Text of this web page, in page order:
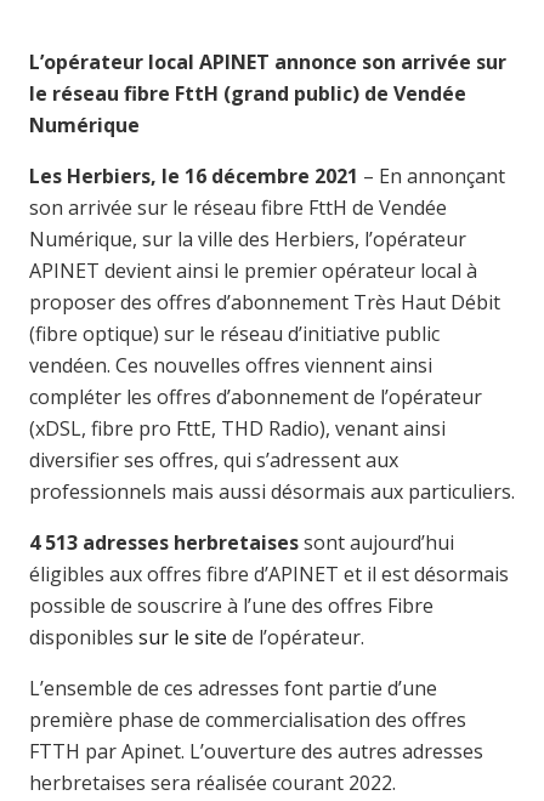
L’opérateur local APINET annonce son arrivée sur
le réseau fibre FttH (grand public) de Vendée
Numérique
Les Herbiers, le 16 décembre 2021 – En annonçant
son arrivée sur le réseau fibre FttH de Vendée
Numérique, sur la ville des Herbiers, l’opérateur
APINET devient ainsi le premier opérateur local à
proposer des offres d’abonnement Très Haut Débit
(fibre optique) sur le réseau d’initiative public
vendéen. Ces nouvelles offres viennent ainsi
compléter les offres d’abonnement de l’opérateur
(xDSL, fibre pro FttE, THD Radio), venant ainsi
diversifier ses offres, qui s’adressent aux
professionnels mais aussi désormais aux particuliers.
4 513 adresses herbretaisessont aujourd’hui
éligibles aux offres fibre d’APINET et il est désormais
possible de souscrire à l’une des offres Fibre
disponibles sur le site de l’opérateur.
L’ensemble de ces adresses font partie d’une
première phase de commercialisation des offres
FTTH par Apinet. L’ouverture des autres adresses
herbretaises sera réalisée courant 2022.